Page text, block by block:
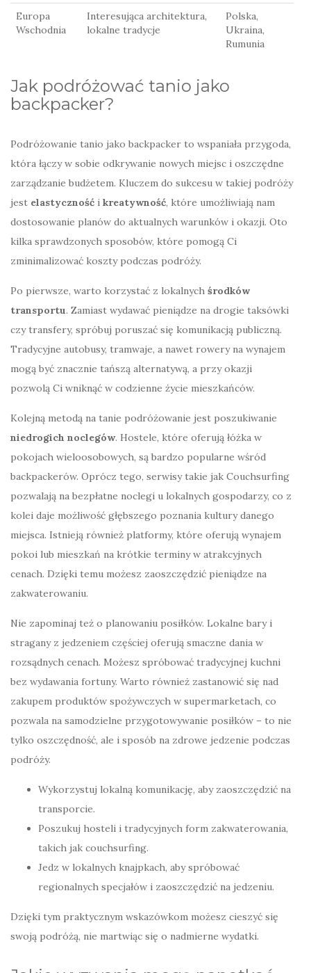
Europa
Wschodnia
Interesująca architektura,
lokalne tradycje
Polska,
Ukraina,
Rumunia
Jak podróżować tanio jako
backpacker?
Podróżowanie tanio jako backpacker to wspaniała przygoda,
która łączy w sobie odkrywanie nowych miejsc i oszczędne
zarządzanie budżetem. Kluczem do sukcesu w takiej podróży
jest elastyczność i kreatywność, które umożliwiają nam
dostosowanie planów do aktualnych warunków i okazji. Oto
kilka sprawdzonych sposobów, które pomogą Ci
zminimalizować koszty podczas podróży.
Po pierwsze, warto korzystać z lokalnych środków
transportu. Zamiast wydawać pieniądze na drogie taksówki
czy transfery, spróbuj poruszać się komunikacją publiczną.
Tradycyjne autobusy, tramwaje, a nawet rowery na wynajem
mogą być znacznie tańszą alternatywą, a przy okazji
pozwolą Ci wniknąć w codzienne życie mieszkańców.
Kolejną metodą na tanie podróżowanie jest poszukiwanie
niedrogich noclegów. Hostele, które oferują łóżka w
pokojach wieloosobowych, są bardzo popularne wśród
backpackerów. Oprócz tego, serwisy takie jak Couchsurfing
pozwalają na bezpłatne noclegi u lokalnych gospodarzy, co z
kolei daje możliwość głębszego poznania kultury danego
miejsca. Istnieją również platformy, które oferują wynajem
pokoi lub mieszkań na krótkie terminy w atrakcyjnych
cenach. Dzięki temu możesz zaoszczędzić pieniądze na
zakwaterowaniu.
Nie zapominaj też o planowaniu posiłków. Lokalne bary i
stragany z jedzeniem częściej oferują smaczne dania w
rozsądnych cenach. Możesz spróbować tradycyjnej kuchni
bez wydawania fortuny. Warto również zastanowić się nad
zakupem produktów spożywczych w supermarketach, co
pozwala na samodzielne przygotowywanie posiłków – to nie
tylko oszczędność, ale i sposób na zdrowe jedzenie podczas
podróży.
Wykorzystuj lokalną komunikację, aby zaoszczędzić na
transporcie.
Poszukuj hosteli i tradycyjnych form zakwaterowania,
takich jak couchsurfing.
Jedz w lokalnych knajpkach, aby spróbować
regionalnych specjałów i zaoszczędzić na jedzeniu.
Dzięki tym praktycznym wskazówkom możesz cieszyć się
swoją podróżą, nie martwiąc się o nadmierne wydatki.